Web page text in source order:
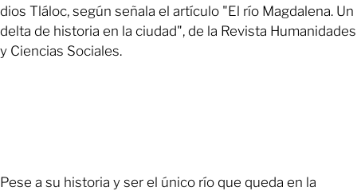
dios Tláloc, según señala el artículo "El río Magdalena. Un
delta de historia en la ciudad", de la Revista Humanidades
y Ciencias Sociales.
Pese a su historia y ser el único río que queda en la